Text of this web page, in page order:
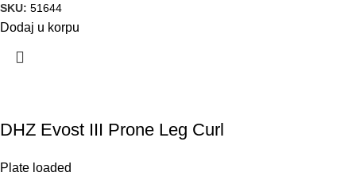
SKU: 51644
Dodaj u korpu
DHZ Evost III Prone Leg Curl
Plate loaded